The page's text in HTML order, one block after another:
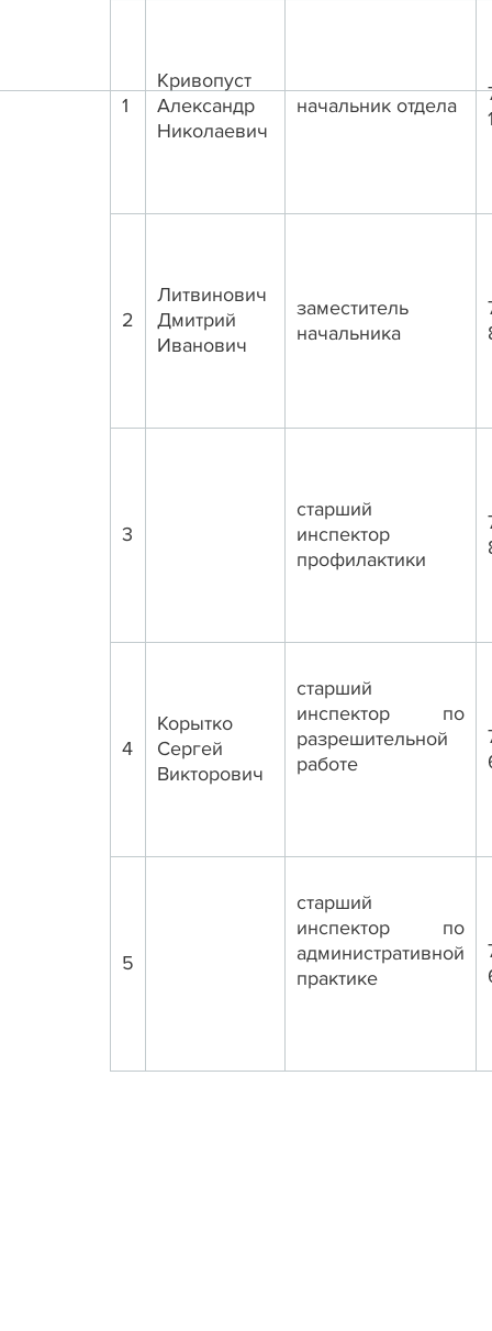
1
Кривопуст
Александр
Николаевич
начальник отдела
2
Литвинович
Дмитрий
Иванович
заместитель
начальника
3
старший
инспектор
профилактики
4
Корытко
Сергей
Викторович
старший
инспектор по
разрешительной
работе
5
старший
инспектор по
административной
практике